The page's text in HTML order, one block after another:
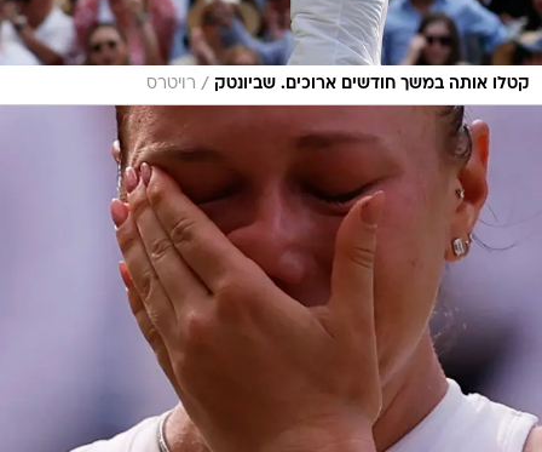
קטלו אותה במשך חודשים ארוכים. שביונטק / רויטרס